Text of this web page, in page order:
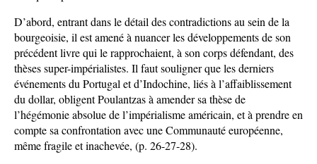
D’abord, entrant dans le détail des contradictions au sein de la
bourgeoisie, il est amené à nuancer les développements de son
précédent livre qui le rapprochaient, à son corps défendant, des
thèses super-impérialistes. Il faut souligner que les derniers
événements du Portugal et d’Indochine, liés à l’affaiblissement
du dollar, obligent Poulantzas à amender sa thèse de
l’hégémonie absolue de l’impérialisme américain, et à prendre en
compte sa confrontation avec une Communauté européenne,
même fragile et inachevée, (p. 26-27-28).